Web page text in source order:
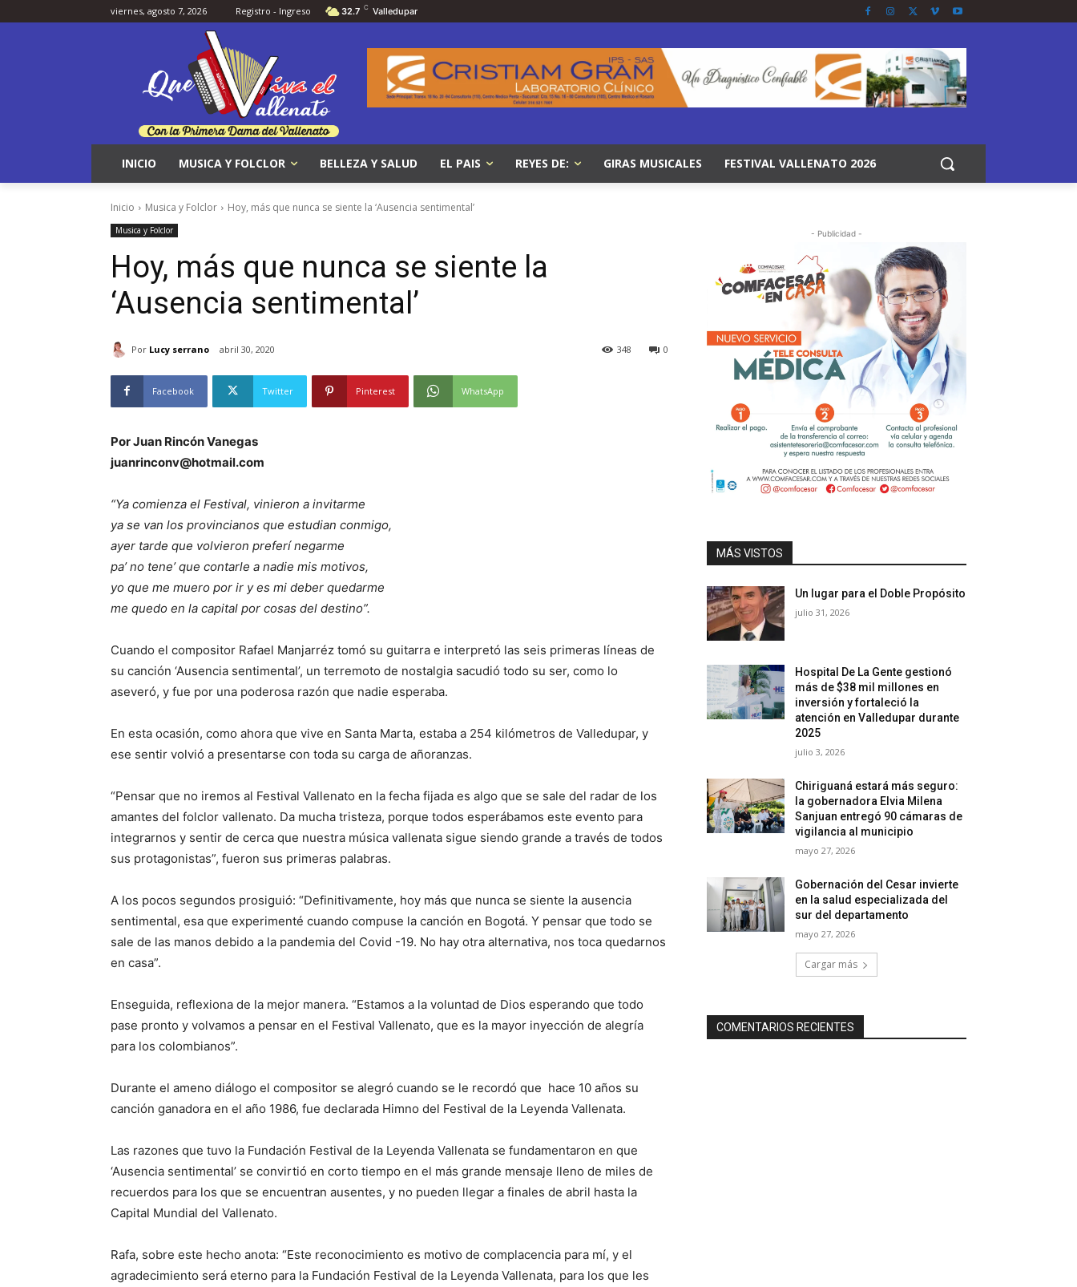
viernes, agosto 7, 2026 Registro - Ingreso 32.7 C Valledupar
INICIO MUSICA Y FOLCLOR BELLEZA Y SALUD EL PAIS REYES DE: GIRAS MUSICALES FESTIVAL VALLENATO 2026
Inicio Musica y Folclor Hoy, más que nunca se siente la ‘Ausencia sentimental’
Musica y Folclor
Hoy, más que nunca se siente la
‘Ausencia sentimental’
Por Lucy serrano abril 30, 2020 0
348
Facebook Twitter Pinterest WhatsApp
Por Juan Rincón Vanegas
juanrinconv@hotmail.com
“Ya comienza el Festival, vinieron a invitarme
ya se van los provincianos que estudian conmigo,
ayer tarde que volvieron preferí negarme
pa’ no tene’ que contarle a nadie mis motivos,
yo que me muero por ir y es mi deber quedarme
me quedo en la capital por cosas del destino”.
Cuando el compositor Rafael Manjarréz tomó su guitarra e interpretó las seis primeras líneas de
su canción ‘Ausencia sentimental’, un terremoto de nostalgia sacudió todo su ser, como lo
aseveró, y fue por una poderosa razón que nadie esperaba.
En esta ocasión, como ahora que vive en Santa Marta, estaba a 254 kilómetros de Valledupar, y
ese sentir volvió a presentarse con toda su carga de añoranzas.
“Pensar que no iremos al Festival Vallenato en la fecha fijada es algo que se sale del radar de los
amantes del folclor vallenato. Da mucha tristeza, porque todos esperábamos este evento para
integrarnos y sentir de cerca que nuestra música vallenata sigue siendo grande a través de todos
sus protagonistas”, fueron sus primeras palabras.
A los pocos segundos prosiguió: “Definitivamente, hoy más que nunca se siente la ausencia
sentimental, esa que experimenté cuando compuse la canción en Bogotá. Y pensar que todo se
sale de las manos debido a la pandemia del Covid -19. No hay otra alternativa, nos toca quedarnos
en casa”.
Enseguida, reflexiona de la mejor manera. “Estamos a la voluntad de Dios esperando que todo
pase pronto y volvamos a pensar en el Festival Vallenato, que es la mayor inyección de alegría
para los colombianos”.
Durante el ameno diálogo el compositor se alegró cuando se le recordó que hace 10 años su
canción ganadora en el año 1986, fue declarada Himno del Festival de la Leyenda Vallenata.
Las razones que tuvo la Fundación Festival de la Leyenda Vallenata se fundamentaron en que
‘Ausencia sentimental’ se convirtió en corto tiempo en el más grande mensaje lleno de miles de
recuerdos para los que se encuentran ausentes, y no pueden llegar a finales de abril hasta la
Capital Mundial del Vallenato.
Rafa, sobre este hecho anota: “Este reconocimiento es motivo de complacencia para mí, y el
agradecimiento será eterno para la Fundación Festival de la Leyenda Vallenata, para los que les
- Publicidad -
MÁS VISTOS
Un lugar para el Doble Propósito
julio 31, 2026
Hospital De La Gente gestionó
más de $38 mil millones en
inversión y fortaleció la
atención en Valledupar durante
2025
julio 3, 2026
Chiriguaná estará más seguro:
la gobernadora Elvia Milena
Sanjuan entregó 90 cámaras de
vigilancia al municipio
mayo 27, 2026
Gobernación del Cesar invierte
en la salud especializada del
sur del departamento
mayo 27, 2026
Cargar más
COMENTARIOS RECIENTES